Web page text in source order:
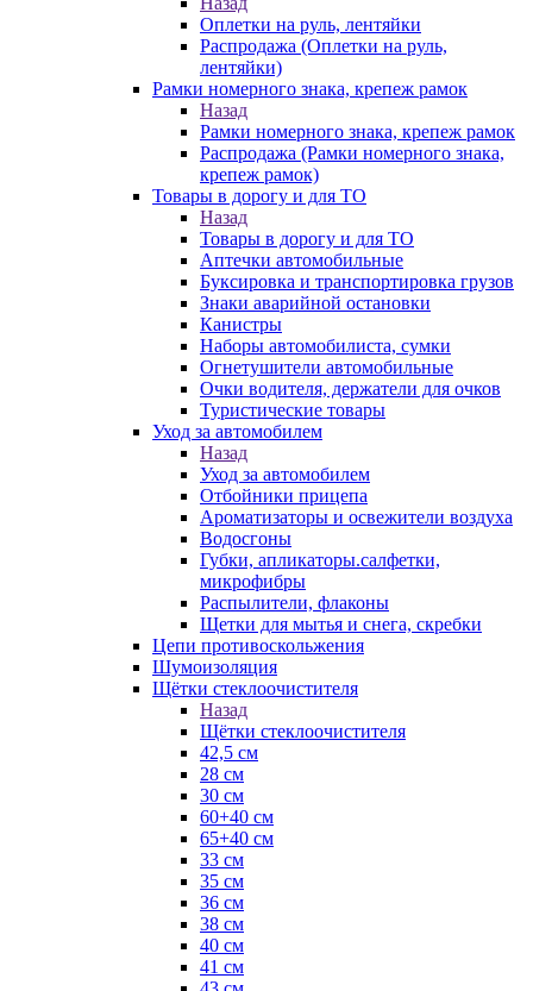
Оплетки на руль, лентяйки
Распродажа (Оплетки на руль,
лентяйки)
Рамки номерного знака, крепеж рамок
Назад
Рамки номерного знака, крепеж рамок
Распродажа (Рамки номерного знака,
крепеж рамок)
Товары в дорогу и для ТО
Назад
Товары в дорогу и для ТО
Аптечки автомобильные
Буксировка и транспортировка грузов
Знаки аварийной остановки
Канистры
Наборы автомобилиста, сумки
Огнетушители автомобильные
Очки водителя, держатели для очков
Туристические товары
Уход за автомобилем
Назад
Уход за автомобилем
Отбойники прицепа
Ароматизаторы и освежители воздуха
Водосгоны
Губки, апликаторы.салфетки,
микрофибры
Распылители, флаконы
Щетки для мытья и снега, скребки
Цепи противоскольжения
Шумоизоляция
Щётки стеклоочистителя
Назад
Щётки стеклоочистителя
42,5 см
28 см
30 см
60+40 см
65+40 см
33 см
35 см
36 см
38 см
40 см
41 см